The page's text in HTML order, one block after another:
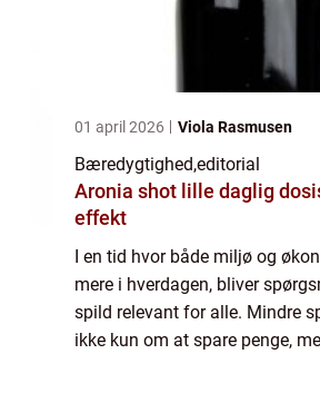
01 april 2026 Viola Rasmusen
Bæredygtighed,editorial
Aronia shot lille daglig dosis med stor
effekt
I en tid hvor både miljø og
mere i hverdagen, bliver
spild relevant for alle. Mindre
ikke kun om at spare penge,